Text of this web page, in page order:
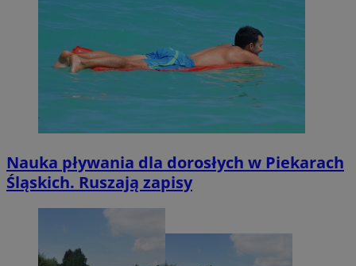
Nauka pływania dla dorosłych w Piekarach
Śląskich. Ruszają zapisy